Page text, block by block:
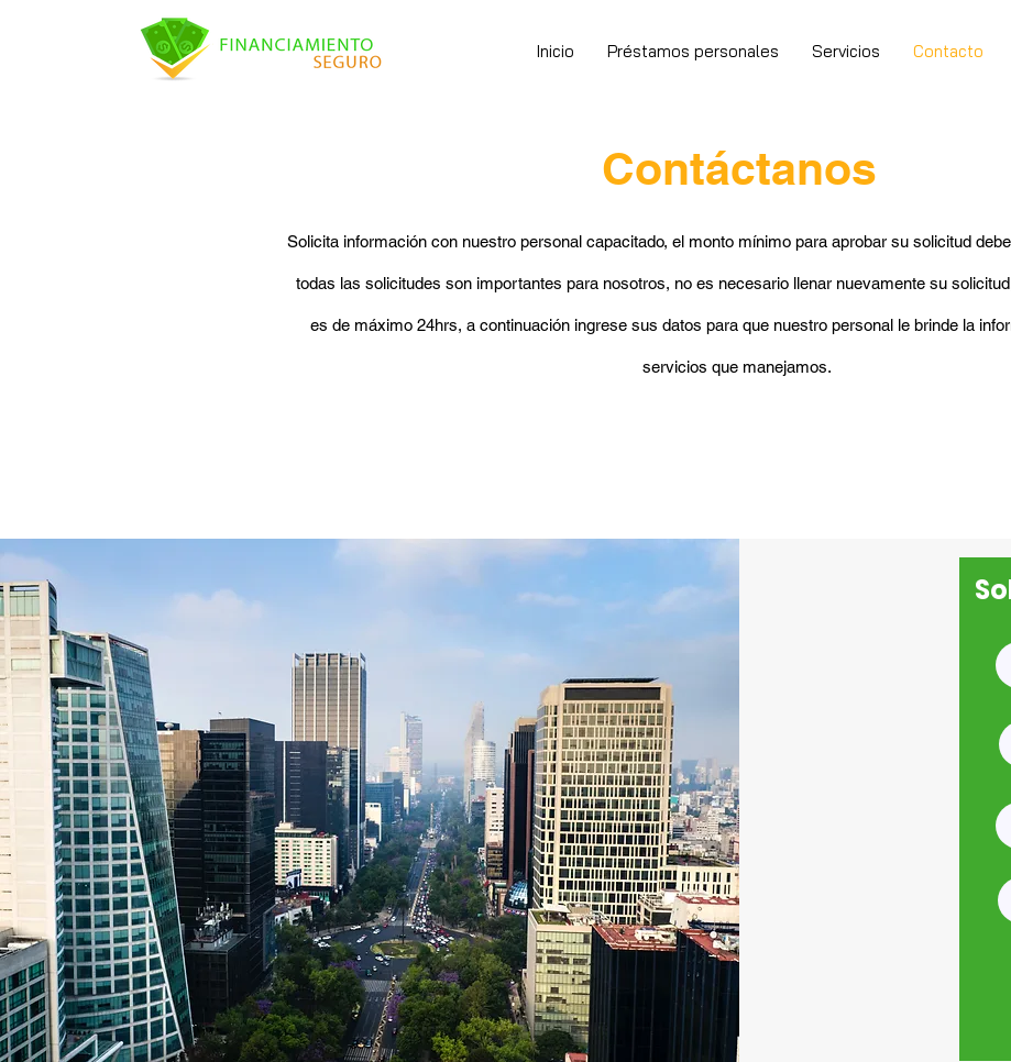
Inicio Préstamos personales Servicios Contacto
Contáctanos
Solicita información con nuestro personal capacitado, el monto mínimo para aprobar su solicitud
todas las solicitudes son importantes para nosotros, no es necesario llenar nuevamente su
es de máximo 24hrs, a continuación ingrese sus datos para que nuestro personal le brinde la
servicios que manejamos.